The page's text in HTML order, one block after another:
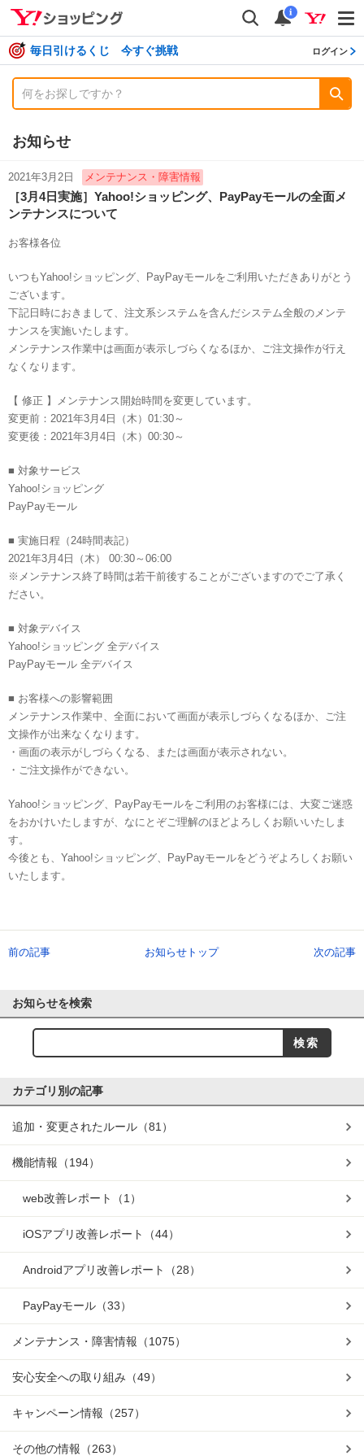
検索
通知
i
毎日引けるくじ 今すぐ挑戦 ログイン
お知らせ
2021年3月2日 メンテナンス・障害情報
［3月4日実施］Yahoo!ショッピング、PayPayモールの全面メ
ンテナンスについて
お客様各位
いつもYahoo!ショッピング、PayPayモールをご利用いただきありがとう
ございます。
下記日時におきまして、注文系システムを含んだシステム全般のメンテ
ナンスを実施いたします。
メンテナンス作業中は画面が表示しづらくなるほか、ご注文操作が行え
なくなります。
【 修正 】メンテナンス開始時間を変更しています。
変更前：2021年3月4日（木）01:30～
変更後：2021年3月4日（木）00:30～
■ 対象サービス
Yahoo!ショッピング
PayPayモール
■ 実施日程（24時間表記）
2021年3月4日（木） 00:30～06:00
※メンテナンス終了時間は若干前後することがございますのでご了承く
ださい。
■ 対象デバイス
Yahoo!ショッピング 全デバイス
PayPayモール 全デバイス
■ お客様への影響範囲
メンテナンス作業中、全面において画面が表示しづらくなるほか、ご注
文操作が出来なくなります。
・画面の表示がしづらくなる、または画面が表示されない。
・ご注文操作ができない。
Yahoo!ショッピング、PayPayモールをご利用のお客様には、大変ご迷惑
をおかけいたしますが、なにとぞご理解のほどよろしくお願いいたしま
す。
今後とも、Yahoo!ショッピング、PayPayモールをどうぞよろしくお願い
いたします。
前の記事 お知らせトップ 次の記事
お知らせを検索
カテゴリ別の記事
追加・変更されたルール （81）
機能情報 （194）
web改善レポート （1）
iOSアプリ改善レポート （44）
Androidアプリ改善レポート （28）
PayPayモール （33）
メンテナンス・障害情報 （1075）
安心安全への取り組み （49）
キャンペーン情報 （257）
その他の情報 （263）